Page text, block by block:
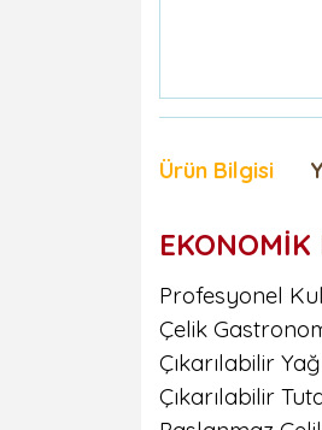
Ürün Bilgisi
Profesyonel
Çelik
Çıkarılabilir
Çıkarılabilir